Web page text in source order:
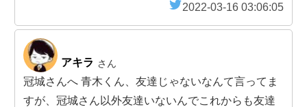
2022-03-16 03:06:05
アキラ さん
冠城さんへ 青木くん、友達じゃないなんて言ってま
すが、冠城さん以外友達いないんでこれからも友達